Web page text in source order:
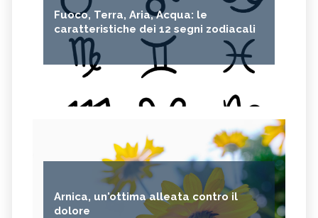
Fuoco, Terra, Aria, Acqua: le
caratteristiche dei 12 segni zodiacali
Arnica, un'ottima alleata contro il
dolore